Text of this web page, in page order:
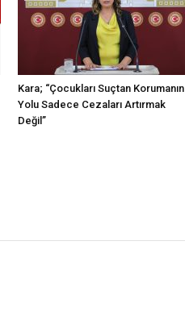
Kara; “Çocukları Suçtan Korumanın
Yolu Sadece Cezaları Artırmak
Değil”